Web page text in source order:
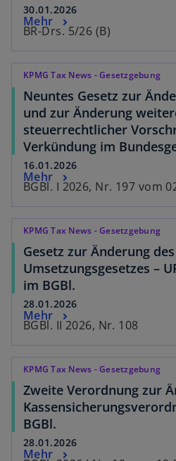
30.01.2026
BR-Drs. 5/26 (B)
Mehr
KPMG Tax News - Gesetzgebung
Neuntes Gesetz zur
und zur Änderung
steuerrechtlicher
Verkündung im
16.01.2026
BGBl. I 2026, Nr. 197 vom
Mehr
KPMG Tax News - Gesetzgebung
Gesetz zur Änderung
Umsetzungsgesetzes –
im BGBl.
28.01.2026
BGBl. II 2026, Nr. 108
Mehr
KPMG Tax News - Gesetzgebung
Zweite Verordnung zur
BGBl.
28.01.2026
Mehr